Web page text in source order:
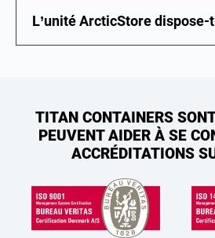
L’unité ArcticStore
TITAN CONTAINERS
PEUVENT AIDER À SE
ACCRÉDITATIONS